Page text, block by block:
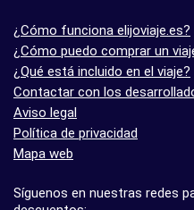
¿Cómo funciona elijoviaje.es?
¿Cómo puedo comprar un
¿Qué está incluido en el viaje?
Contactar con los
Aviso legal
Política de privacidad
Mapa web
Síguenos en nuestras redes